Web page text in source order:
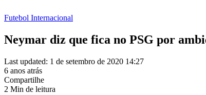
Futebol Internacional
Neymar diz que fica no PSG por
Last updated: 1 de setembro de 2020 14:27
6 anos atrás
Compartilhe
2 Min de leitura